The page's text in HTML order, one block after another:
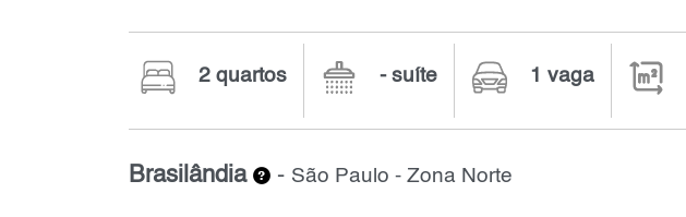
2 quartos - suíte 1 vaga
Brasilândia - São Paulo - Zona Norte